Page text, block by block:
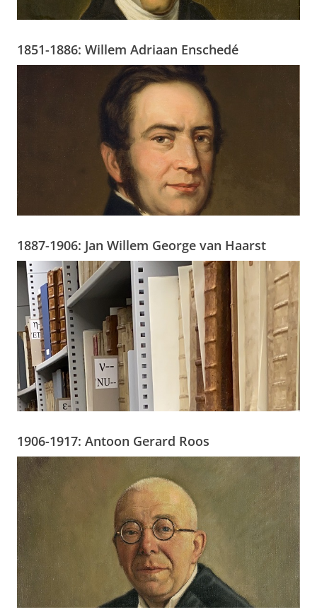
1851-1886: Willem Adriaan Enschedé
1887-1906: Jan Willem George van Haarst
1906-1917: Antoon Gerard Roos